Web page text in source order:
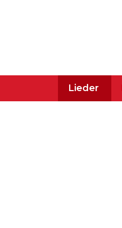
Lieder